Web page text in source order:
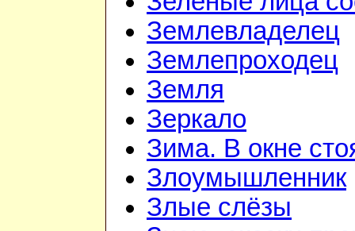
Землевладелец
Землепроходец
Земля
Зеркало
Зима. В окне
Злоумышленник
Злые слёзы